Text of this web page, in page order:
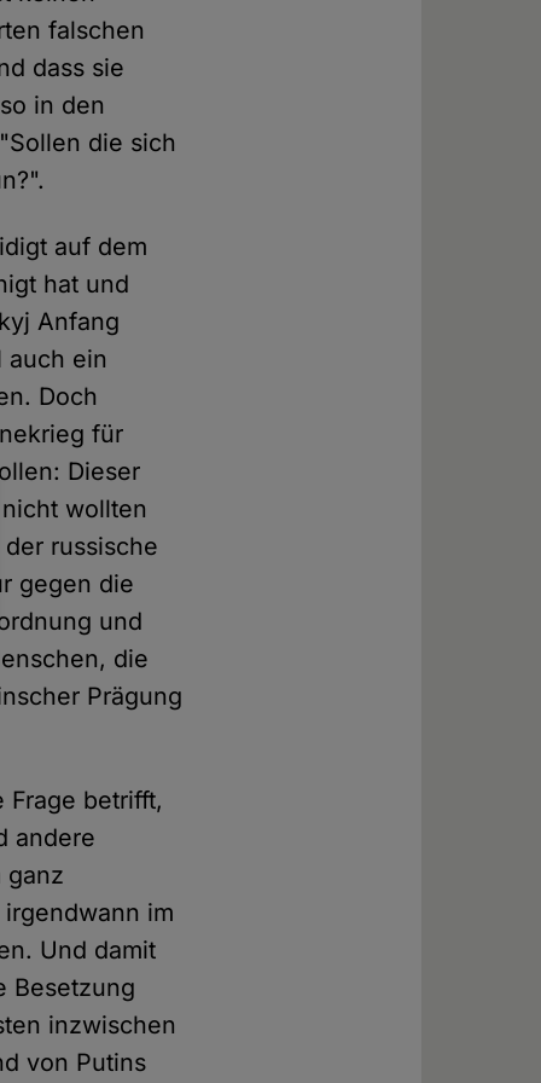
falschen
dass sie
in den
die sich
auf dem
hat und
Anfang
auch ein
Doch
für
Dieser
wollten
russische
gegen die
und
die
Prägung
Frage betrifft,
andere
ganz
im
Und damit
Besetzung
inzwischen
von Putins